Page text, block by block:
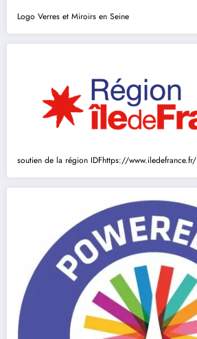
Logo Verres et Miroirs en Seine
soutien de la région IDFhttps://www.iledefrance.fr/